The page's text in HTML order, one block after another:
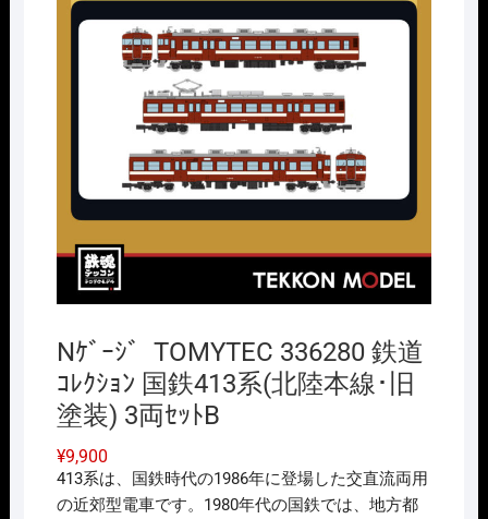
Nｹﾞｰｼﾞ TOMYTEC 336280 鉄道
ｺﾚｸｼｮﾝ 国鉄413系(北陸本線･旧
塗装) 3両ｾｯﾄB
¥9,900
413系は、国鉄時代の1986年に登場した交直流両用
の近郊型電車です。1980年代の国鉄では、地方都